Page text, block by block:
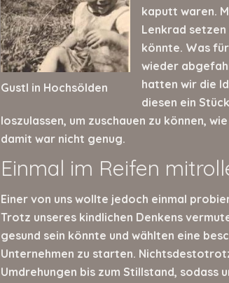
Gustl in Hochsölden
kaputt waren.
Lenkrad
könnte. Was
wieder
hatten wir die
diesen ein
loszulassen, um zuschauen zu können,
damit war nicht genug.
Einmal im Reifen
Einer von uns wollte jedoch einmal
Trotz unseres kindlichen Denkens
gesund sein könnte und wählten eine
Unternehmen zu starten.
Umdrehungen bis zum Stillstand, sodass